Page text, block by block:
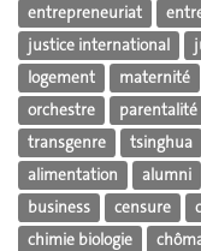
entrepreneuriat
justice international
logement
maternité
orchestre
parentalité
transgenre
tsinghua
alimentation
alumni
business
censure
chimie biologie